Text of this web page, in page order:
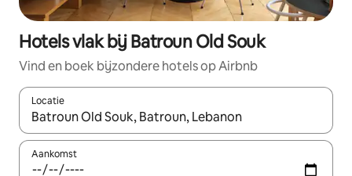
Hotels vlak bij Batroun Old Souk
Vind en boek bijzondere hotels op Airbnb
Locatie
Wanneer er suggesties beschikbaar zijn, maak je een keuze
Aankomst